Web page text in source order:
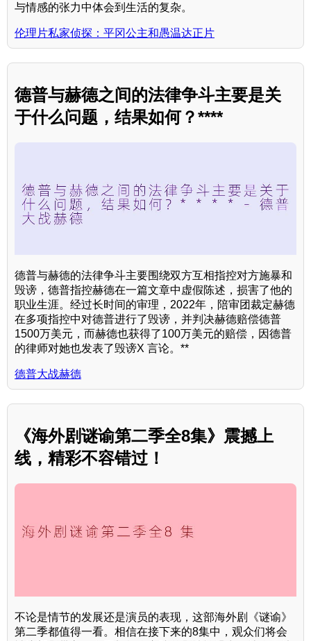
与情感的张力中体会到生活的复杂。
伦理片私家侦探：平冈公主和愚温达正片
德普与赫德之间的法律争斗主要是关
于什么问题，结果如何？****
德普与赫德的法律争斗主要围绕双方互相指控对方施暴和
毁谤，德普指控赫德在一篇文章中虚假陈述，损害了他的
职业生涯。经过长时间的审理，2022年，陪审团裁定赫德
在多项指控中对德普进行了毁谤，并判决赫德赔偿德普
1500万美元，而赫德也获得了100万美元的赔偿，因德普
的律师对她也发表了毁谤X 言论。**
德普大战赫德
《海外剧谜谕第二季全8集》震撼上
线，精彩不容错过！
不论是情节的发展还是演员的表现，这部海外剧《谜谕》
第二季都值得一看。相信在接下来的8集中，观众们将会